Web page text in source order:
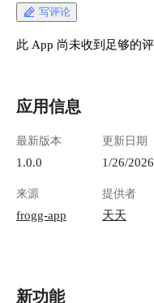
写评论
此 App 尚未收到足够的
应用信息
最新版本
1.0.0
更新日期
1/26/2026
来源
frogg-app
提供者
天天
新功能